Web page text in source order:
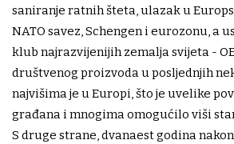
saniranje ratnih šteta, ulazak u
NATO savez, Schengen i eurozonu, a
klub najrazvijenijih zemalja svijeta -
društvenog proizvoda u posljednjih
najvišima je u Europi, što je uvelike
građana i mnogima omogućilo viši
S druge strane, dvanaest godina